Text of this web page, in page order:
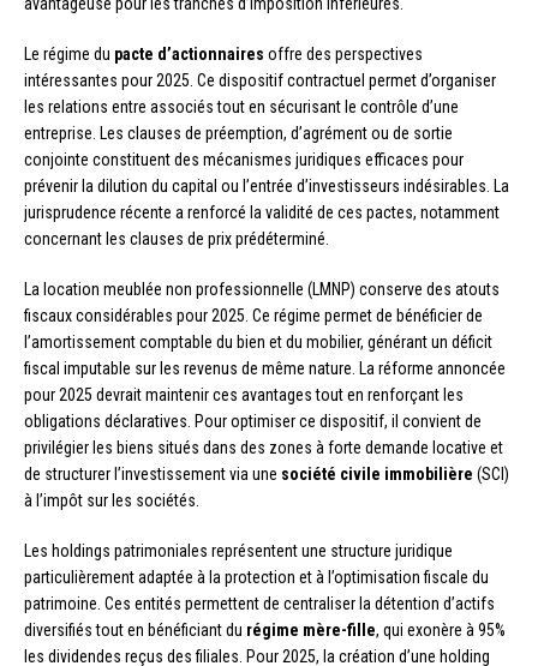
Le régime du pacte d’actionnaires offre des perspectives
intéressantes pour 2025. Ce dispositif contractuel permet d’organiser
les relations entre associés tout en sécurisant le contrôle d’une
entreprise. Les clauses de préemption, d’agrément ou de sortie
conjointe constituent des mécanismes juridiques efficaces pour
prévenir la dilution du capital ou l’entrée d’investisseurs indésirables. La
jurisprudence récente a renforcé la validité de ces pactes, notamment
concernant les clauses de prix prédéterminé.
La location meublée non professionnelle (LMNP) conserve des atouts
fiscaux considérables pour 2025. Ce régime permet de bénéficier de
l’amortissement comptable du bien et du mobilier, générant un déficit
fiscal imputable sur les revenus de même nature. La réforme annoncée
pour 2025 devrait maintenir ces avantages tout en renforçant les
obligations déclaratives. Pour optimiser ce dispositif, il convient de
privilégier les biens situés dans des zones à forte demande locative et
de structurer l’investissement via une société civile immobilière (SCI)
à l’impôt sur les sociétés.
Les holdings patrimoniales représentent une structure juridique
particulièrement adaptée à la protection et à l’optimisation fiscale du
patrimoine. Ces entités permettent de centraliser la détention d’actifs
diversifiés tout en bénéficiant du régime mère-fille, qui exonère à 95%
les dividendes reçus des filiales. Pour 2025, la création d’une holding